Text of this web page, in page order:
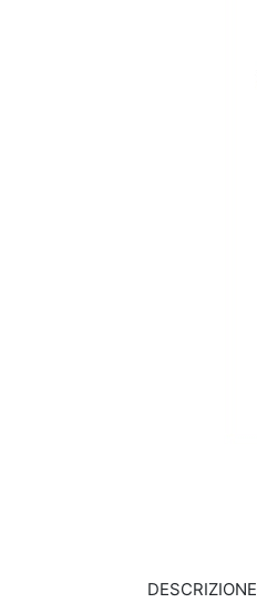
DESCRIZIONE